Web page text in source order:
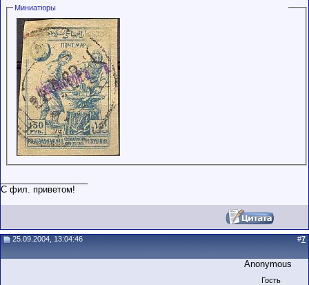
Миниатюры
С фил. приветом!
25.09.2004, 13:04:46 #7
Anonymous
Гость